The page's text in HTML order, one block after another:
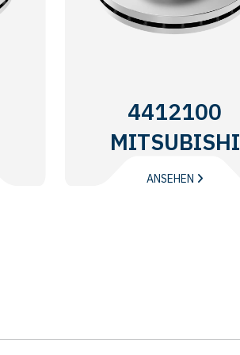
4412100
MITSUBISHI
ANSEHEN